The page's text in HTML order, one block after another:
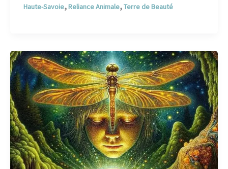
Haute-Savoie,Reliance Animale,Terre de Beauté